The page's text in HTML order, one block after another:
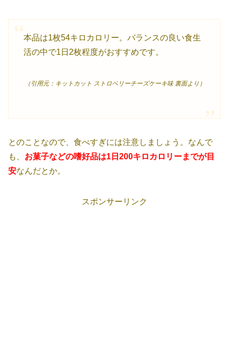
本品は1枚54キロカロリー。バランスの良い食生
活の中で1日2枚程度がおすすめです。
（引用元：キットカット ストロベリーチーズケーキ味 裏面より）
とのことなので、食べすぎには注意しましょう。なんで
も、 お菓子などの嗜好品は1日200キロカロリーまでが目
安なんだとか。
スポンサーリンク